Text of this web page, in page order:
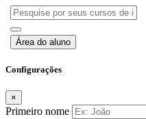
Área do aluno
Configurações
×
Primeiro nome